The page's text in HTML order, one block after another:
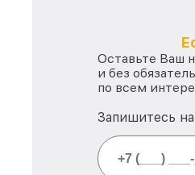
Оставьте Ваш
и без
по всем
Запишитесь